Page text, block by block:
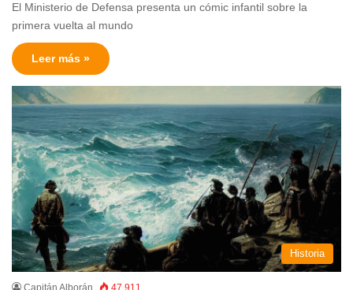
El Ministerio de Defensa presenta un cómic infantil sobre la
primera vuelta al mundo
Leer más »
Historia
Capitán Alborán 47.911